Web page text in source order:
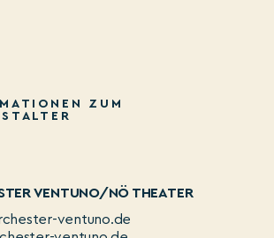
ZUM
VENTUNO/NÖ THEATER
ventuno.de